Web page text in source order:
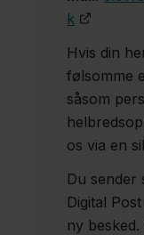
k
Hvis din
følsomme
såsom
os via en
Du sender
Digital
ny